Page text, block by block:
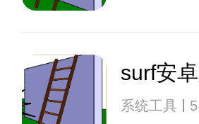
surf安
系统工具